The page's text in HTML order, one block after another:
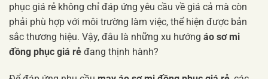
phục giá rẻ không chỉ đáp ứng yêu cầu về giá cả mà còn
phải phù hợp với môi trường làm việc, thể hiện được bản
sắc thương hiệu. Vậy, đâu là những xu hướng áo sơ mi
đồng phục giá rẻ đang thịnh hành?